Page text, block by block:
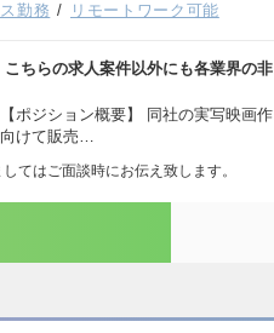
勤務 リモートワーク可能
ちらの求人案件以外にも各業界の非
ポジション概要】 同社の実写映画作
けて販売…
てはご面談時にお伝え致します。